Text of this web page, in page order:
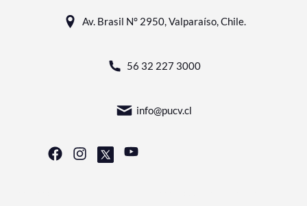
Av. Brasil N° 2950, Valparaíso, Chile.
56 32 227 3000
info@pucv.cl